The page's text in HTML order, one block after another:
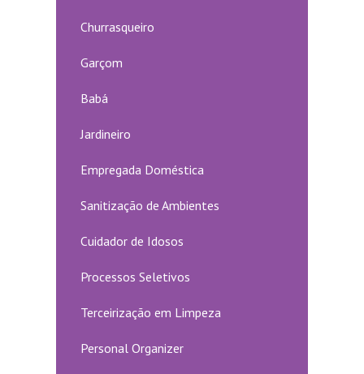
Churrasqueiro
Garçom
Babá
Jardineiro
Empregada Doméstica
Sanitização de Ambientes
Cuidador de Idosos
Processos Seletivos
Terceirização em Limpeza
Personal Organizer